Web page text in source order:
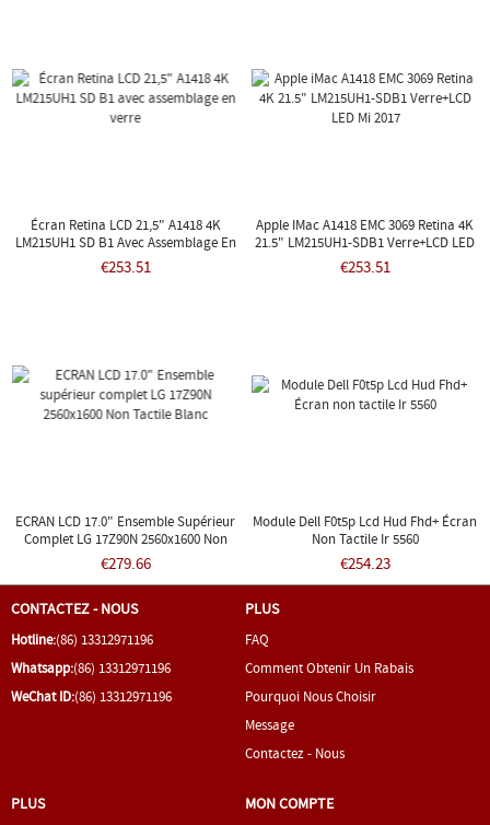
Écran Retina LCD 21,5" A1418 4K
LM215UH1 SD B1 Avec Assemblage En
Verre
€253.51
Apple IMac A1418 EMC 3069 Retina 4K
21.5" LM215UH1-SDB1 Verre+LCD LED
Mi 2017
€253.51
ECRAN LCD 17.0" Ensemble Supérieur
Complet LG 17Z90N 2560x1600 Non
Tactile Blanc
€279.66
Module Dell F0t5p Lcd Hud Fhd+ Écran
Non Tactile Ir 5560
€254.23
CONTACTEZ - NOUS
Hotline:(86) 13312971196
Whatsapp:(86) 13312971196
WeChat ID:(86) 13312971196
PLUS
FAQ
Comment Obtenir Un Rabais
Pourquoi Nous Choisir
Message
Contactez - Nous
PLUS MON COMPTE